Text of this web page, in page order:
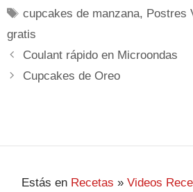
cupcakes de manzana, Postres
gratis
Coulant rápido en Microondas
Cupcakes de Oreo
Estás en Recetas » Videos